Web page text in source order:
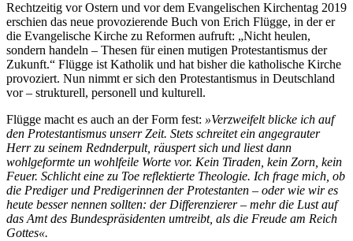
Rechtzeitig vor Ostern und vor dem Evangelischen Kirchentag 2019
erschien das neue provozierende Buch von Erich Flügge, in der er
die Evangelische Kirche zu Reformen aufruft: „Nicht heulen,
sondern handeln – Thesen für einen mutigen Protestantismus der
Zukunft.“ Flügge ist Katholik und hat bisher die katholische Kirche
provoziert. Nun nimmt er sich den Protestantismus in Deutschland
vor – strukturell, personell und kulturell.
Flügge macht es auch an der Form fest: »Verzweifelt blicke ich auf
den Protestantismus unserr Zeit. Stets schreitet ein angegrauter
Herr zu seinem Rednderpult, räuspert sich und liest dann
wohlgeformte un wohlfeile Worte vor. Kein Tiraden, kein Zorn, kein
Feuer. Schlicht eine zu Toe reflektierte Theologie. Ich frage mich, ob
die Prediger und Predigerinnen der Protestanten – oder wie wir es
heute besser nennen sollten: der Differenzierer – mehr die Lust auf
das Amt des Bundespräsidenten umtreibt, als die Freude am Reich
Gottes«.